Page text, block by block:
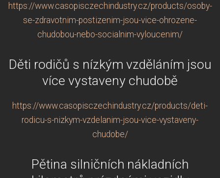
https://www.casopisczechindustry.cz/products/osoby-
se-zdravotnim-postizenim-jsou-vice-ohrozene-
chudobou-nebo-socialnim-vyloucenim/
Děti rodičů s nízkým vzděláním jsou
více vystaveny chudobě
https://www.casopisczechindustry.cz/products/deti-
rodicu-s-nizkym-vzdelanim-jsou-vice-vystaveny-
chudobe/
Pětina silničních nákladních